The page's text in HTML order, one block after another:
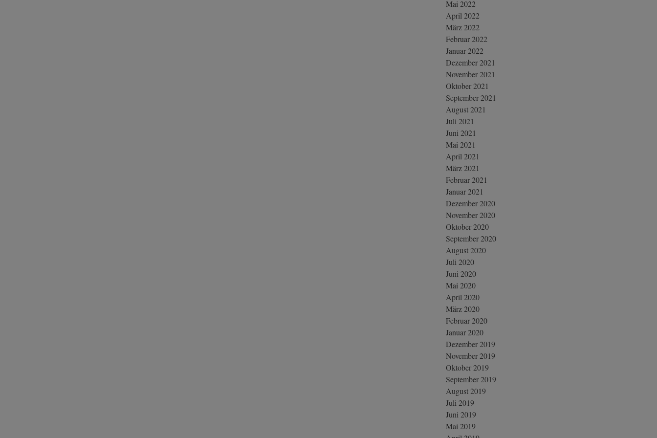
Mai 2022
April 2022
März 2022
Februar 2022
Januar 2022
Dezember 2021
November 2021
Oktober 2021
September 2021
August 2021
Juli 2021
Juni 2021
Mai 2021
April 2021
März 2021
Februar 2021
Januar 2021
Dezember 2020
November 2020
Oktober 2020
September 2020
August 2020
Juli 2020
Juni 2020
Mai 2020
April 2020
März 2020
Februar 2020
Januar 2020
Dezember 2019
November 2019
Oktober 2019
September 2019
August 2019
Juli 2019
Juni 2019
Mai 2019